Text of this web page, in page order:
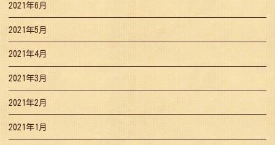
2021年6月
2021年5月
2021年4月
2021年3月
2021年2月
2021年1月